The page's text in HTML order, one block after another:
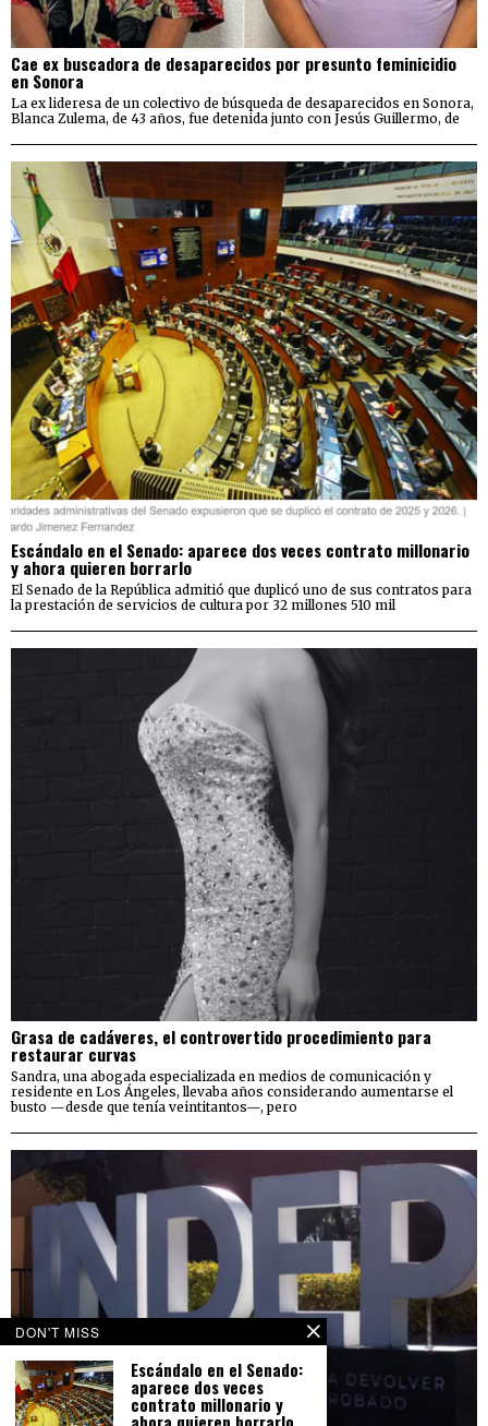
Cae ex buscadora de desaparecidos por presunto feminicidio
en Sonora
La ex lideresa de un colectivo de búsqueda de desaparecidos en Sonora,
Blanca Zulema, de 43 años, fue detenida junto con Jesús Guillermo, de
Escándalo en el Senado: aparece dos veces contrato millonario
y ahora quieren borrarlo
El Senado de la República admitió que duplicó uno de sus contratos para
la prestación de servicios de cultura por 32 millones 510 mil
Grasa de cadáveres, el controvertido procedimiento para
restaurar curvas
Sandra, una abogada especializada en medios de comunicación y
residente en Los Ángeles, llevaba años considerando aumentarse el
busto —desde que tenía veintitantos—, pero
DON'T MISS
Escándalo en el Senado:
aparece dos veces
contrato millonario y